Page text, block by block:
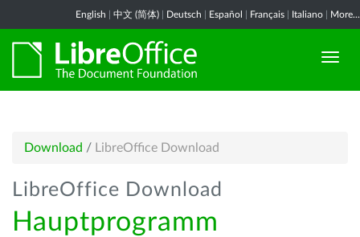
English 中文 (简体) Deutsch Español Français Italiano More...
Download / LibreOffice Download
LibreOffice Download
Hauptprogramm